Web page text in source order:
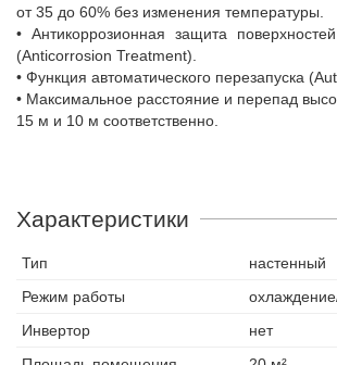
от 35 до 60% без изменения температуры.
• Антикоррозионная защита
(Anticorrosion Treatment).
• Функция автоматического перезапуска
• Максимальное расстояние и перепад
15 м и 10 м соответственно.
Характеристики
Тип
настенный
Режим работы
Инвертор
нет